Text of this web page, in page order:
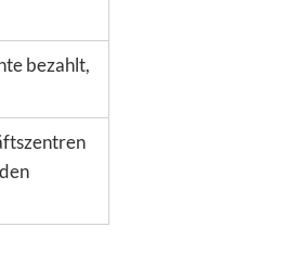
bezahlt,